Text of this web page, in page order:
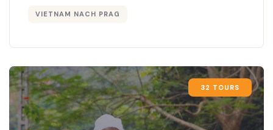
VIETNAM NACH PRAG
32 TOURS